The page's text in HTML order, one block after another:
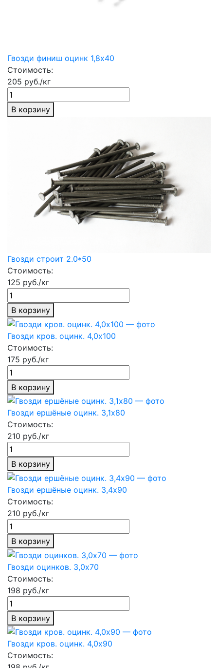
Гвозди финиш оцинк 1,8х40
Стоимость:
205 руб./кг
В корзину
Гвозди строит 2.0*50
Стоимость:
125 руб./кг
В корзину
Гвозди кров. оцинк. 4,0х100
Стоимость:
175 руб./кг
В корзину
Гвозди ершёные оцинк. 3,1х80
Стоимость:
210 руб./кг
В корзину
Гвозди ершёные оцинк. 3,4х90
Стоимость:
210 руб./кг
В корзину
Гвозди оцинков. 3,0х70
Стоимость:
198 руб./кг
В корзину
Гвозди кров. оцинк. 4,0х90
Стоимость: